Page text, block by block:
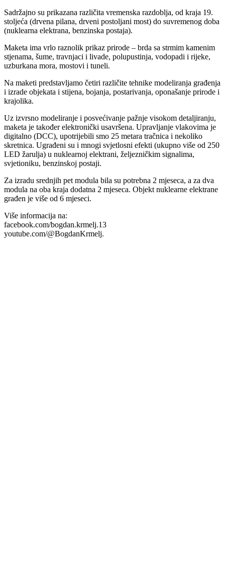
Sadržajno su prikazana različita vremenska razdoblja, od kraja 19.
stoljeća (drvena pilana, drveni postoljani most) do suvremenog doba
(nuklearna elektrana, benzinska postaja).
Maketa ima vrlo raznolik prikaz prirode – brda sa strmim kamenim
stjenama, šume, travnjaci i livade, polupustinja, vodopadi i rijeke,
uzburkana mora, mostovi i tuneli.
Na maketi predstavljamo četiri različite tehnike modeliranja građenja
i izrade objekata i stijena, bojanja, postarivanja, oponašanje prirode i
krajolika.
Uz izvrsno modeliranje i posvećivanje pažnje visokom detaljiranju,
maketa je također elektronički usavršena. Upravljanje vlakovima je
digitalno (DCC), upotrijebili smo 25 metara tračnica i nekoliko
skretnica. Ugrađeni su i mnogi svjetlosni efekti (ukupno više od 250
LED žarulja) u nuklearnoj elektrani, željezničkim signalima,
svjetioniku, benzinskoj postaji.
Za izradu srednjih pet modula bila su potrebna 2 mjeseca, a za dva
modula na oba kraja dodatna 2 mjeseca. Objekt nuklearne elektrane
građen je više od 6 mjeseci.
Više informacija na:
facebook.com/bogdan.krmelj.13
youtube.com/@BogdanKrmelj.